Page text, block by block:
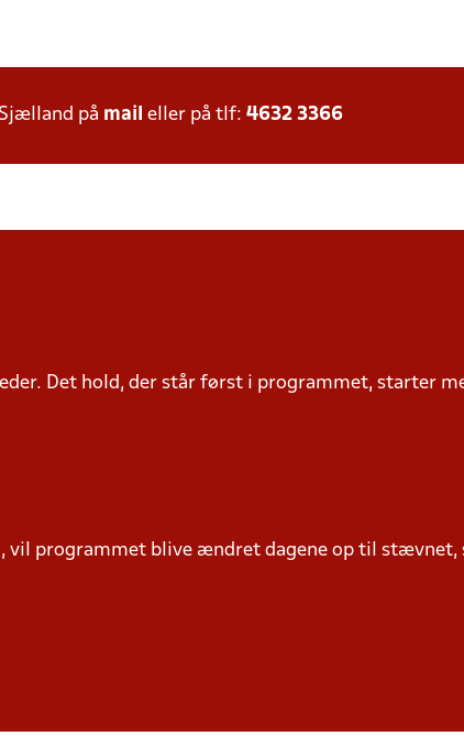
på mail eller på tlf: 4632 3366
Det hold, der står først i programmet, starter
vil programmet blive ændret dagene op til stævnet,